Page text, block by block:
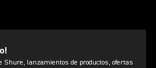
Shure, lanzamientos de productos, ofertas